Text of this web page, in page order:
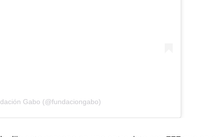
Gabo (@fundaciongabo)